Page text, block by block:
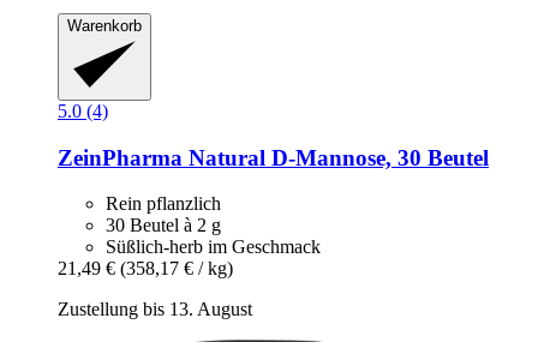
Warenkorb
5.0 (4)
ZeinPharma Natural D-​Mannose, 30 Beutel
Rein pflanzlich
30 Beutel à 2 g
Süßlich-herb im Geschmack
21,49 € (358,17 € / kg)
Zustellung bis 13. August